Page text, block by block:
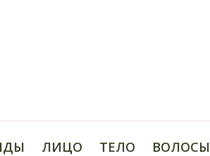
ЛИЦО ТЕЛО ВОЛОСЫ